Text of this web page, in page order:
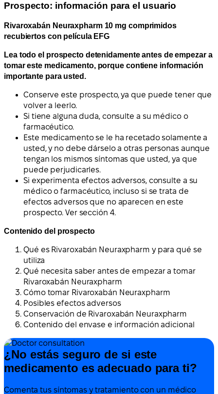
Prospecto: información para el usuario
Rivaroxabán Neuraxpharm 10 mg comprimidos
recubiertos con película EFG
Lea todo el prospecto detenidamente antes de empezar a
tomar este medicamento, porque contiene información
importante para usted.
Conserve este prospecto, ya que puede tener que
volver a leerlo.
Si tiene alguna duda, consulte a su médico o
farmacéutico.
Este medicamento se le ha recetado solamente a
usted, y no debe dárselo a otras personas aunque
tengan los mismos síntomas que usted, ya que
puede perjudicarles.
Si experimenta efectos adversos, consulte a su
médico o farmacéutico, incluso si se trata de
efectos adversos que no aparecen en este
prospecto. Ver sección 4.
Contenido del prospecto
Qué es Rivaroxabán Neuraxpharm y para qué se
utiliza
Qué necesita saber antes de empezar a tomar
Rivaroxabán Neuraxpharm
Cómo tomar Rivaroxabán Neuraxpharm
Posibles efectos adversos
Conservación de Rivaroxabán Neuraxpharm
Contenido del envase e información adicional
¿No estás seguro de si este
medicamento es adecuado para ti?
Comenta tus síntomas y tratamiento con un médico